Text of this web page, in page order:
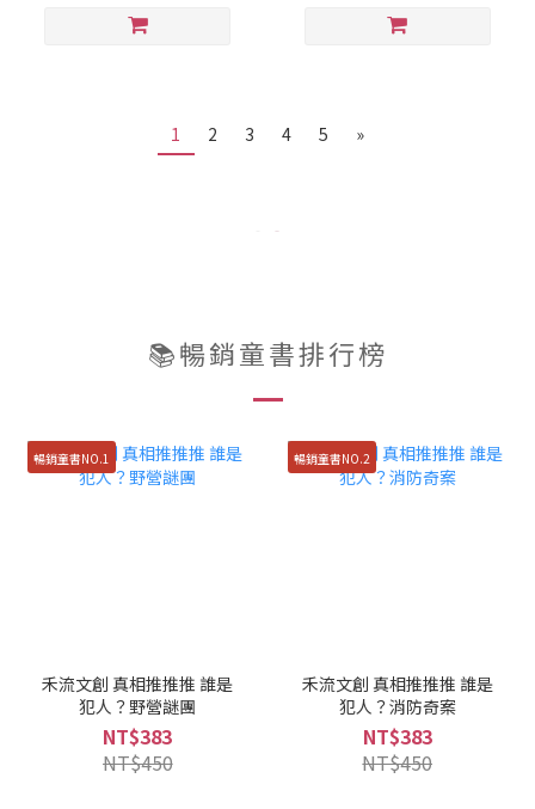
1 2 3 4 5 »
📚暢銷童書排行榜
暢銷童書NO.1
禾流文創 真相推推推 誰是
犯人？野營謎團
NT$383
NT$450
暢銷童書NO.2
禾流文創 真相推推推 誰是
犯人？消防奇案
NT$383
NT$450